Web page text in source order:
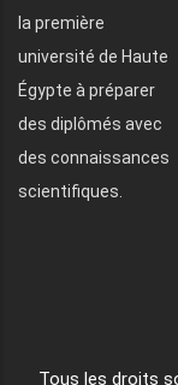
la première
université de Haute
Égypte à préparer
des diplômés avec
des connaissances
scientifiques.
Tous les droits